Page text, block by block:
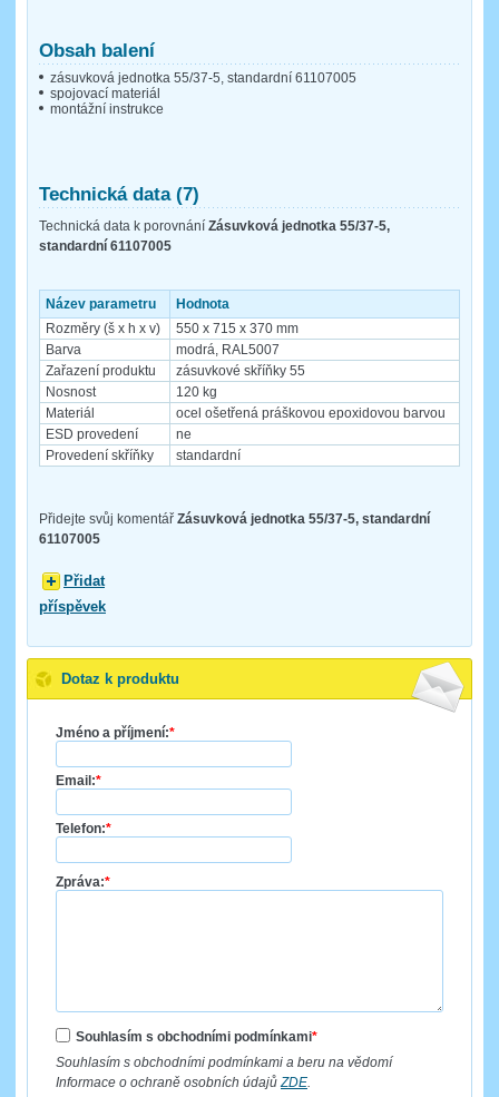
Obsah balení
zásuvková jednotka 55/37-5, standardní 61107005
spojovací materiál
montážní instrukce
Technická data (7)
Technická data k porovnání Zásuvková jednotka 55/37-5,
standardní 61107005
Název parametru
Hodnota
Rozměry (š x h x v)
550 x 715 x 370 mm
Barva
modrá, RAL5007
Zařazení produktu
zásuvkové skříňky 55
Nosnost
120 kg
Materiál
ocel ošetřená práškovou epoxidovou barvou
ESD provedení
ne
Provedení skříňky
standardní
Přidejte svůj komentář Zásuvková jednotka 55/37-5, standardní
61107005
Přidat
příspěvek
Dotaz k produktu
Jméno a příjmení:*
Email:*
Telefon:*
Zpráva:*
Souhlasím s obchodními podmínkami*
Souhlasím s obchodními podmínkami a beru na vědomí
Informace o ochraně osobních údajů ZDE